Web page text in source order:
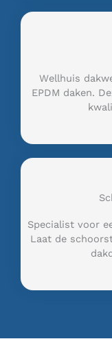
Wellhuis
EPDM daken.
Specialist voor
Laat de